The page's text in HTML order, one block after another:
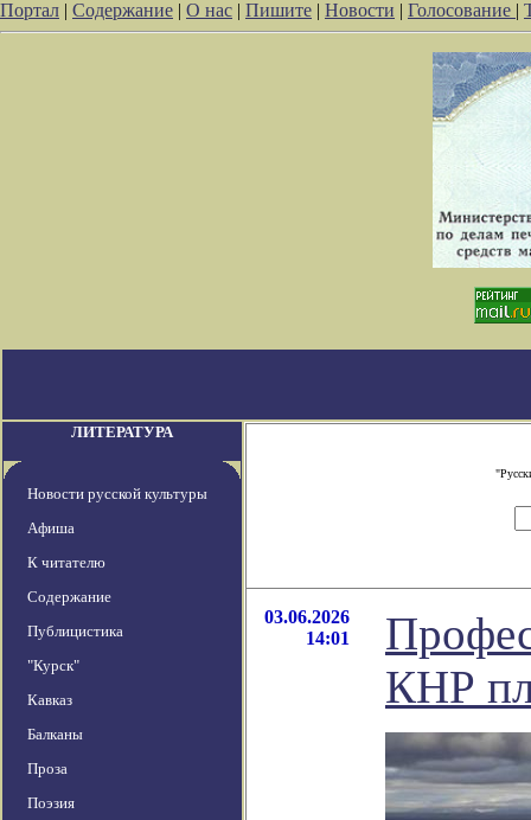
Портал | Содержание | О нас | Пишите | Новости | Голосование |
ЛИТЕРАТУРА
Новости русской культуры
Афиша
К читателю
Содержание
Публицистика
"Курск"
Кавказ
Балканы
Проза
Поэзия
03.06.2026
14:01
КНР